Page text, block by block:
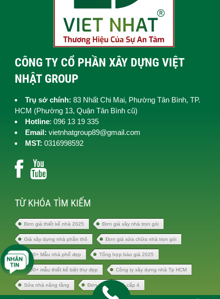
CÔNG TY CỔ PHẦN XÂY DỰNG VIỆT
NHẬT GROUP
Trụ sở chính: 83 Nhất Chi Mai, Phường Tân Bình, TP.
HCM (Phường 13, Quận Tân Bình cũ)
Hotline: 096 13 19 335
Email: vietnhatgroup89@gmail.com
MST: 0316998592
TỪ KHÓA TÌM KIẾM
Đơn giá thiết kế nhà 2025 Đơn giá xây nhà trọn gói
Giá xây dựng nhà phần thô Đơn giá sửa chữa nhà trọn gói
1000+ Mẫu nhà phố đẹp Tổng hợp báo giá 2025
1000+ mẫu thiết kế biệt thự đẹp Công ty xây dựng nhà Tp HCM
Sửa nhà nâng tầng Đơn giá xây nhà cấp 4